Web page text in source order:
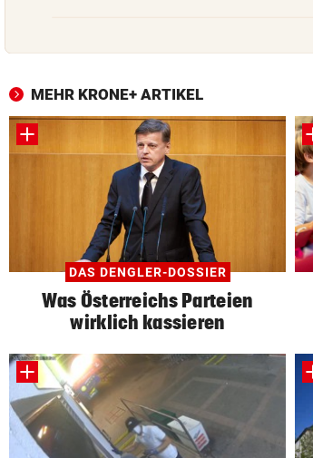
MEHR KRONE+ ARTIKEL
DAS DENGLER-DOSSIER
Was Österreichs Parteien
wirklich kassieren